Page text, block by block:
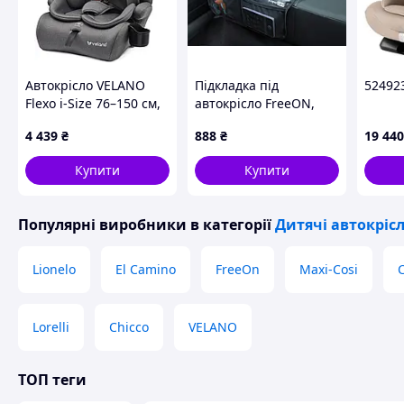
також в автомобілях, що не мають ISOFIX. Це дуже швидко
Автокрісло VELANO
Flexo i-Size 76–150 см,
ремінь, grey
4 439 ₴
Купити
Підкладка під
автокрісло FreeON,
888 ₴
Купити
19 440
Популярні виробники в категоріїДитячі
Lionelo El Camino FreeOn Maxi-Cosi
Lorelli Chicco VELANO
ТОП теги